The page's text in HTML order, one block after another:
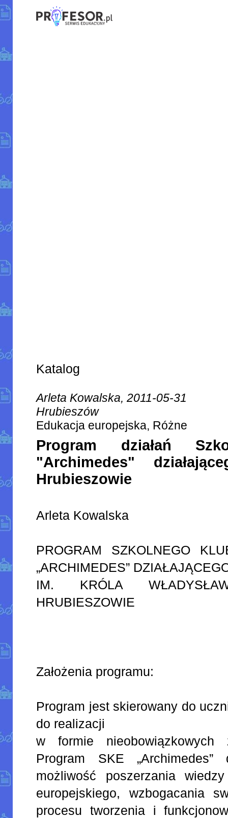
Katalog
Arleta Kowalska, 2011-05-31
Hrubieszów
Edukacja europejska, Różne
Program działań
"Archimedes"
Hrubieszowie
Arleta Kowalska
PROGRAM SZKOLNEGO
„ARCHIMEDES”
IM. KRÓLA
HRUBIESZOWIE
Założenia programu:
Program jest skierowany do
do realizacji
w formie nieobowiązkowych
Program SKE „Archimedes”
możliwość poszerzania
europejskiego, wzbogacania
procesu tworzenia i